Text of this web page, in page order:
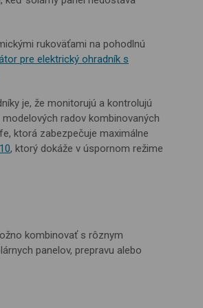
rukoväťami na pohodlnú
pre elektrický ohradník s
je, že monitorujú a kontrolujú
radov kombinovaných
ktorá zabezpečuje maximálne
, ktorý dokáže v úspornom režime
kombinovať s rôznym
panelov, prepravu alebo